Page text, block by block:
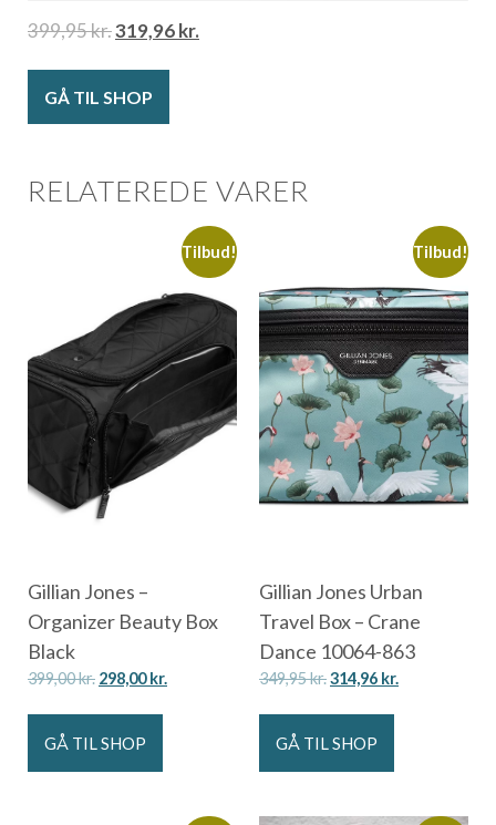
399,95kr.319,96kr.
GÅ TIL SHOP
RELATEREDE VARER
Tilbud!
Gillian Jones –
Organizer Beauty Box
Black
399,00kr. 298,00kr.
GÅ TIL SHOP
Tilbud!
Gillian Jones Urban
Travel Box – Crane
Dance 10064-863
349,95kr.314,96 kr.
GÅ TIL SHOP